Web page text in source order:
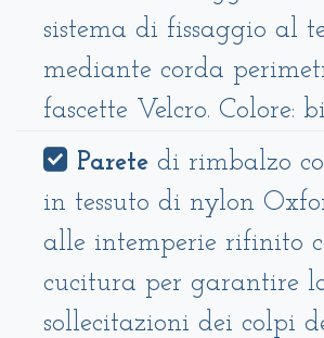
sistema di fissaggio al
mediante corda
fascette Velcro. Colore:
Parete di rimbalzo
in tessuto di nylon
alle intemperie rifinito
cucitura per garantire
sollecitazioni dei colpi